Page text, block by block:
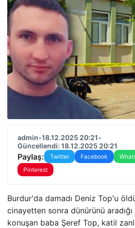
admin•18.12.2025 20:21•
Güncellendi: 18.12.2025 20:21
Paylaş: Twitter Facebook
Pinterest
Burdur'da damadı Deniz Top'u
cinayetten sonra dünürünü
konuşan baba Şeref Top, katil